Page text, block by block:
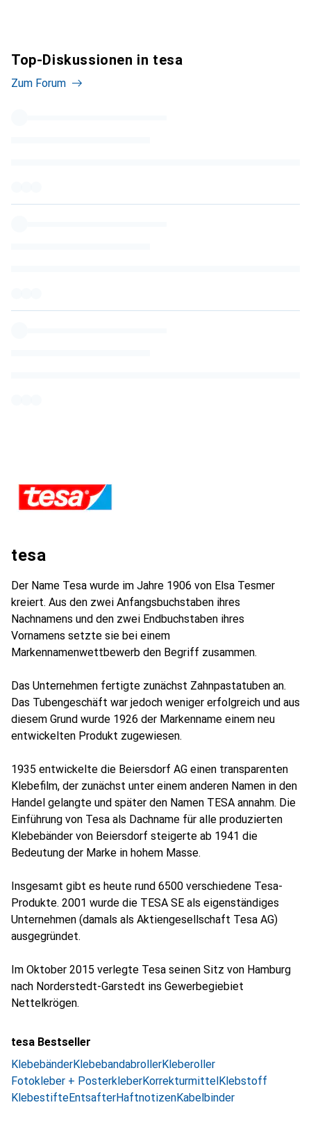
Top-Diskussionen in tesa
Zum Forum
tesa
Der Name Tesa wurde im Jahre 1906 von Elsa Tesmer
kreiert. Aus den zwei Anfangsbuchstaben ihres
Nachnamens und den zwei Endbuchstaben ihres
Vornamens setzte sie bei einem
Markennamenwettbewerb den Begriff zusammen.
Das Unternehmen fertigte zunächst Zahnpastatuben an.
Das Tubengeschäft war jedoch weniger erfolgreich und aus
diesem Grund wurde 1926 der Markenname einem neu
entwickelten Produkt zugewiesen.
1935 entwickelte die Beiersdorf AG einen transparenten
Klebefilm, der zunächst unter einem anderen Namen in den
Handel gelangte und später den Namen TESA annahm. Die
Einführung von Tesa als Dachname für alle produzierten
Klebebänder von Beiersdorf steigerte ab 1941 die
Bedeutung der Marke in hohem Masse.
Insgesamt gibt es heute rund 6500 verschiedene Tesa-
Produkte. 2001 wurde die TESA SE als eigenständiges
Unternehmen (damals als Aktiengesellschaft Tesa AG)
ausgegründet.
Im Oktober 2015 verlegte Tesa seinen Sitz von Hamburg
nach Norderstedt-Garstedt ins Gewerbegiebiet
Nettelkrögen.
tesa Bestseller
KlebebänderKlebebandabrollerKleberoller
Fotokleber + PosterkleberKorrekturmittelKlebstoff
KlebestifteEntsafterHaftnotizenKabelbinder